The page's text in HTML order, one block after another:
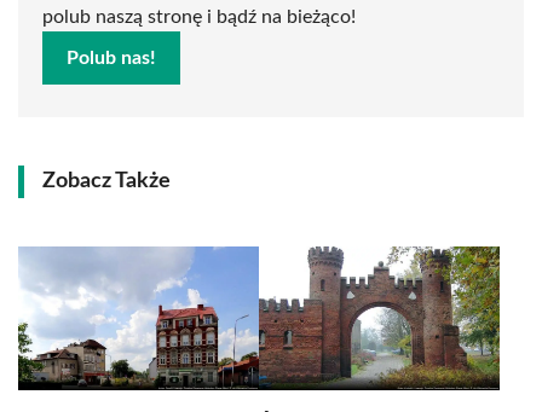
polub naszą stronę i bądź na bieżąco!
Polub nas!
Zobacz Także